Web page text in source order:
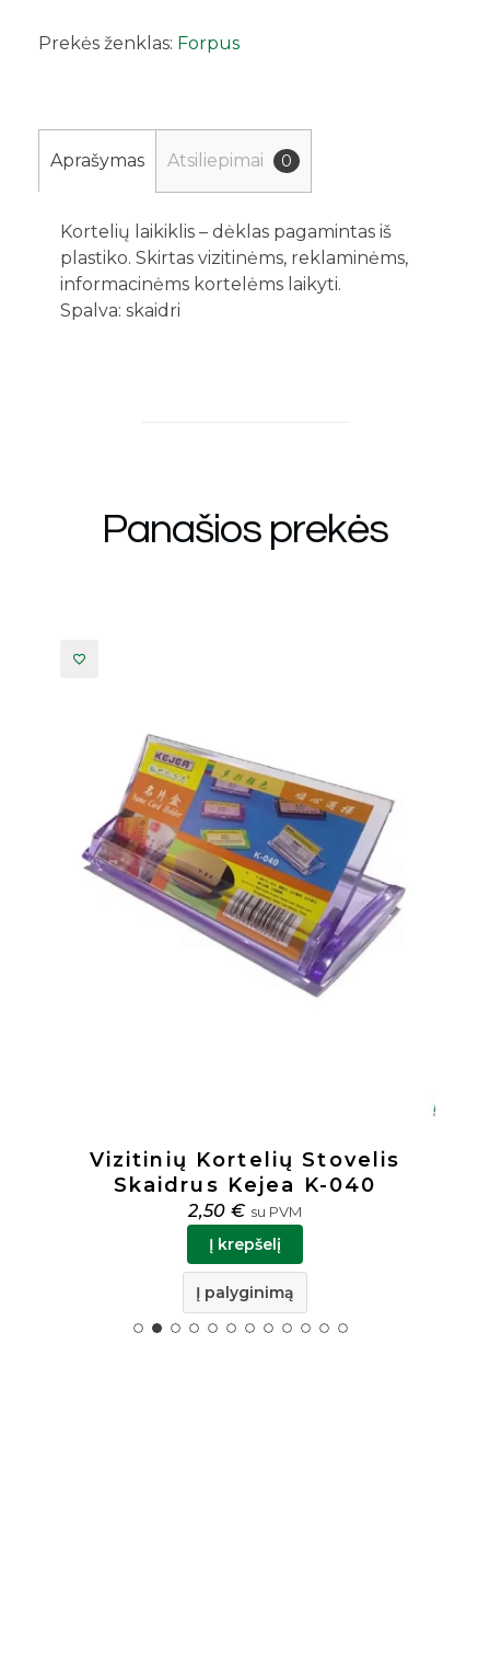
Prekės ženklas: Forpus
Aprašymas Atsiliepimai 0
Kortelių laikiklis – dėklas pagamintas iš
plastiko. Skirtas vizitinėms, reklaminėms,
informacinėms kortelėms laikyti.
Spalva: skaidri
Panašios prekės
Stalinis Stovas Odinis
Juodas BC 17576
6,50